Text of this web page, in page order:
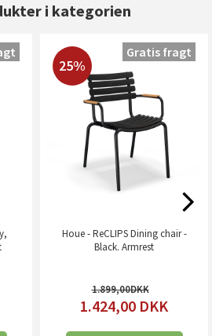
i kategorien
25%
Houe - ReCLIPS Dining chair -
Black. Armrest
1.899,00
1.424,00 DKK
Gratis fragt